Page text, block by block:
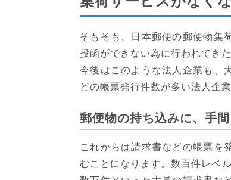
そもそも、日本郵便の郵便物集
投函ができない為に行われてきた
今後はこのような法人企業も、
どの帳票発行件数が多い法人企
郵便物の持ち込みに、手
これからは請求書などの帳票を
むことになります。数百件レベ